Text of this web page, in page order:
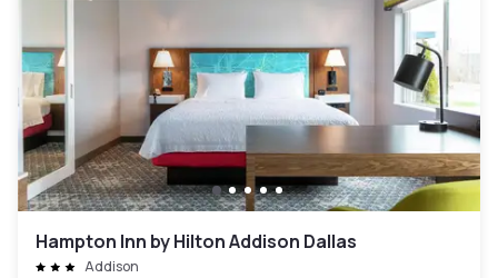
Hampton Inn by Hilton Addison Dallas
Addison